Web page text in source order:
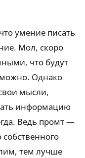
умение писать
Мол, скоро
что будут
Однако
мысли,
информацию
Ведь промт —
тем лучше